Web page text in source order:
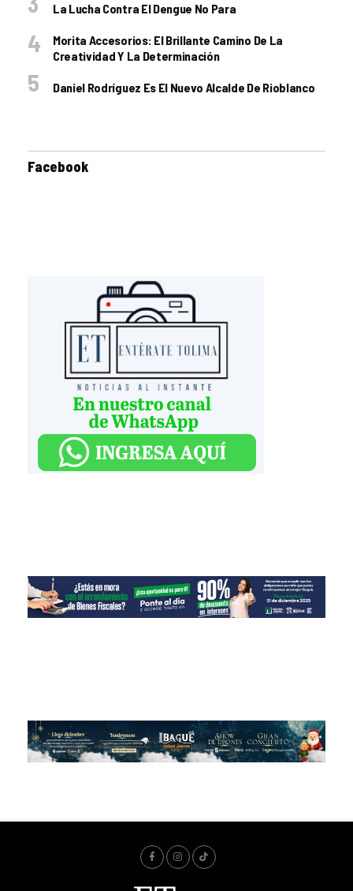
La Lucha Contra El Dengue No Para
Morita Accesorios: El Brillante Camino De La
Creatividad Y La Determinación
Daniel Rodríguez Es El Nuevo Alcalde De Rioblanco
Facebook